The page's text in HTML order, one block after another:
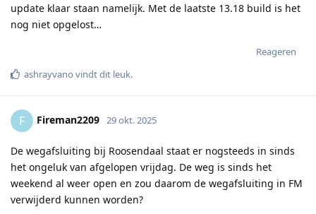
update klaar staan namelijk. Met de laatste 13.18 build is het
nog niet opgelost…
Reageren
ashrayvano vindt dit leuk.
F Fireman2209 29 okt. 2025
De wegafsluiting bij Roosendaal staat er nogsteeds in sinds
het ongeluk van afgelopen vrijdag. De weg is sinds het
weekend al weer open en zou daarom de wegafsluiting in FM
verwijderd kunnen worden?